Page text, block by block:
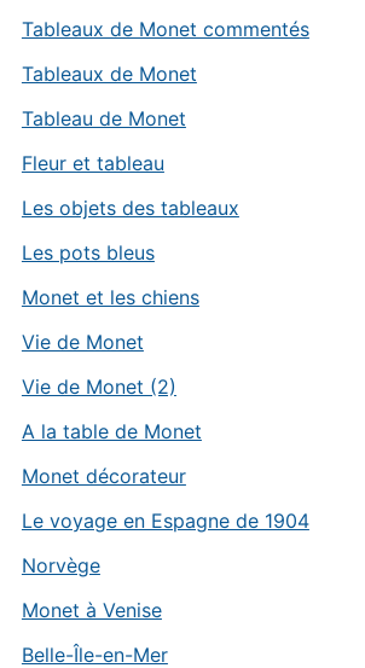
Tableaux de Monet commentés
Tableaux de Monet
Tableau de Monet
Fleur et tableau
Les objets des tableaux
Les pots bleus
Monet et les chiens
Vie de Monet
Vie de Monet (2)
A la table de Monet
Monet décorateur
Le voyage en Espagne de 1904
Norvège
Monet à Venise
Belle-Île-en-Mer